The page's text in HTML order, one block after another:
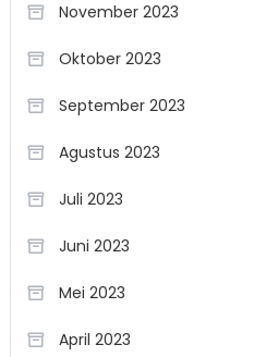
November 2023
Oktober 2023
September 2023
Agustus 2023
Juli 2023
Juni 2023
Mei 2023
April 2023